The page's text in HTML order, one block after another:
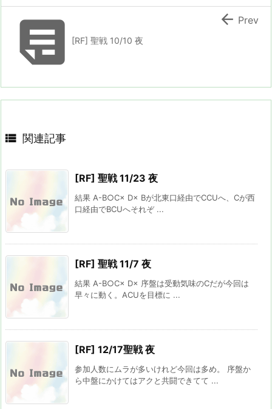
[RF] 聖戦 10/10 夜
 Prev
 関連記事
[RF] 聖戦 11/23 夜
結果 A-B○C× D× Bが北東口経由でCCUへ、Cが西
口経由でBCUへそれぞ ...
[RF] 聖戦 11/7 夜
結果 A-B○C× D× 序盤は受動気味のCだが今回は
早々に動く。ACUを目標に ...
[RF] 12/17聖戦 夜
参加人数にムラが多いけれど今回は多め。 序盤か
ら中盤にかけてはアクと共闘できてて ...